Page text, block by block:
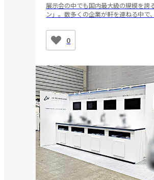
展示会の中でも国内最大級の規模を誇
ン」。数多くの企業が軒を連ねる中で
0